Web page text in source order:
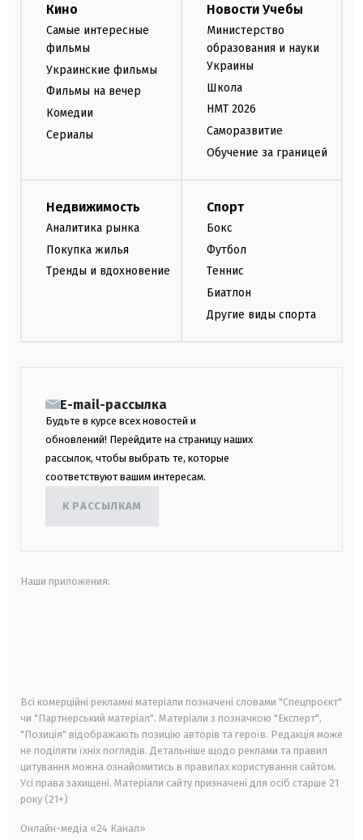
Кино
Самые интересные
фильмы
Украинские фильмы
Фильмы на вечер
Комедии
Сериалы
Новости Учебы
Министерство
образования и науки
Украины
Школа
НМТ 2026
Саморазвитие
Обучение за границей
Недвижимость
Аналитика рынка
Покупка жилья
Тренды и вдохновение
Спорт
Бокс
Футбол
Теннис
Биатлон
Другие виды спорта
E-mail-рассылка
Будьте в курсе всех новостей и
обновлений! Перейдите на страницу наших
рассылок, чтобы выбрать те, которые
соответствуют вашим интересам.
К РАССЫЛКАМ
Наши приложения:
Всі комерційні рекламні матеріали позначені словами "Спецпроєкт"
чи "Партнерський матеріал". Матеріали з позначкою "Експерт",
"Позиція" відображають позицію авторів та героїв. Редакція може
не поділяти їхніх поглядів. Детальніше щодо реклами та правил
цитування можна ознайомитись в правилах користування сайтом.
Усі права захищені. Матеріали сайту призначені для осіб старше 21
року (21+)
Онлайн-медіа «24 Канал»